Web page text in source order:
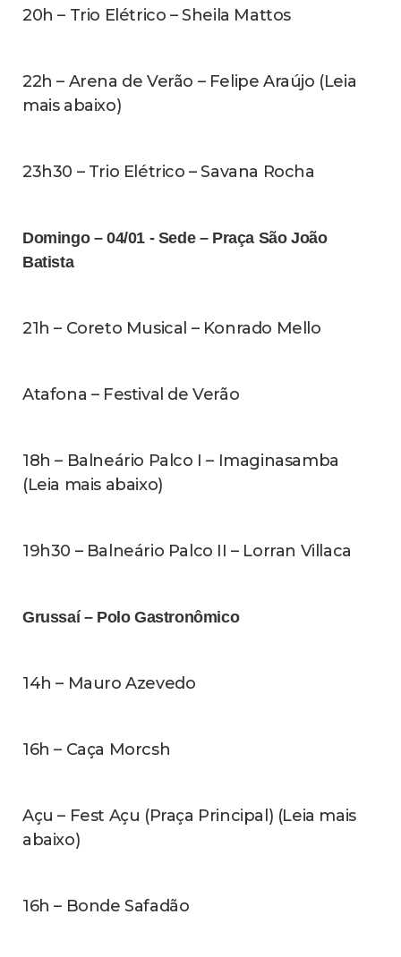
20h – Trio Elétrico – Sheila Mattos
22h – Arena de Verão – Felipe Araújo (Leia
mais abaixo)
23h30 – Trio Elétrico – Savana Rocha
Domingo – 04/01 - Sede – Praça São João
Batista
21h – Coreto Musical – Konrado Mello
Atafona – Festival de Verão
18h – Balneário Palco I – Imaginasamba
(Leia mais abaixo)
19h30 – Balneário Palco II – Lorran Villaca
Grussaí – Polo Gastronômico
14h – Mauro Azevedo
16h – Caça Morcsh
Açu – Fest Açu (Praça Principal) (Leia mais
abaixo)
16h – Bonde Safadão